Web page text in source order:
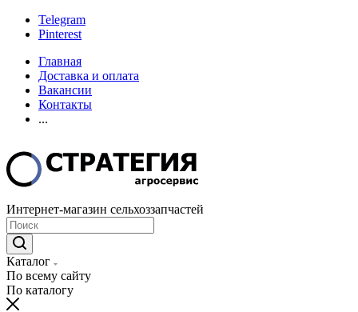
Telegram
Pinterest
Главная
Доставка и оплата
Вакансии
Контакты
...
Интернет-магазин сельхоззапчастей
Каталог
По всему сайту
По каталогу